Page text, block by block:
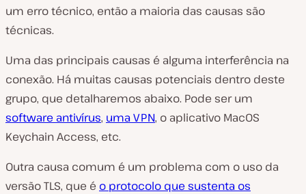
um erro técnico, então a maioria das causas são
técnicas.
Uma das principais causas é alguma interferência na
conexão. Há muitas causas potenciais dentro deste
grupo, que detalharemos abaixo. Pode ser um
software antivírus, uma VPN, o aplicativo MacOS
Keychain Access, etc.
Outra causa comum é um problema com o uso da
versão TLS, que é o protocolo que sustenta os